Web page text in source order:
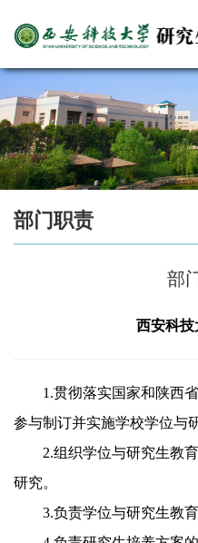
部门职责
部
西安科技
1.贯彻落实国家和陕西
参与制订并实施学校学位与
2.组织学位与研究生教
研究。
3.负责学位与研究生教